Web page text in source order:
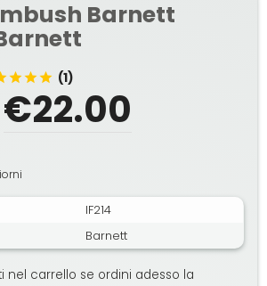
Barnett
(1)
€22.00
IF214
Barnett
nel carrello se ordini adesso la